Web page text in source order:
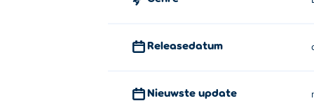
Releasedatum
Nieuwste update